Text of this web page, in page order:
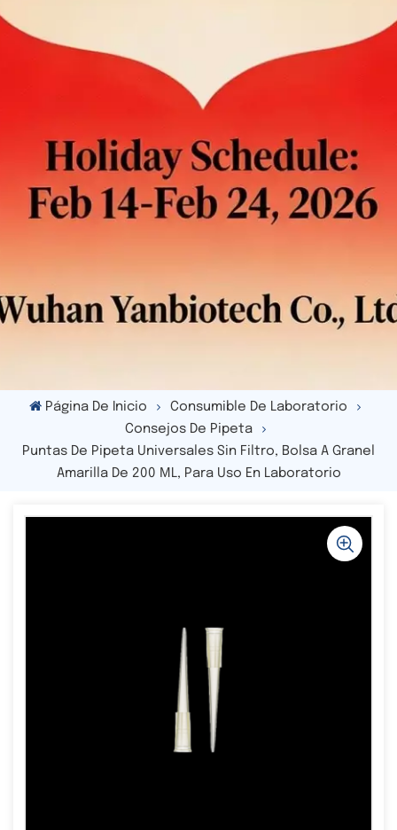
Página De Inicio
Consumible De Laboratorio
Consejos De Pipeta
Puntas De Pipeta Universales Sin Filtro, Bolsa A Granel
Amarilla De 200 ΜL, Para Uso En Laboratorio